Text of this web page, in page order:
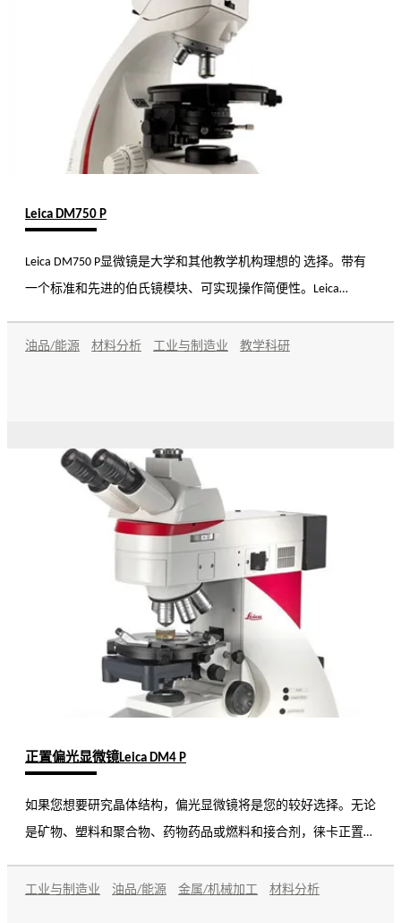
Leica DM750 P
Leica DM750 P显微镜是大学和其他教学机构理想的 选择。带有
一个标准和先进的伯氏镜模块、可实现操作简便性。Leica
耐用的设计，而且还具有高效率和易操作性因而与众不同。
油品/能源 材料分析 工业与制造业 教学科研
正置偏光显微镜Leica DM4 P
如果您想要研究晶体结构，偏光显微镜将是您的较好选择。无论
是矿物、塑料和聚合物、药物药品或燃料和接合剂，徕卡正置偏
控制任务。
工业与制造业 油品/能源 金属/机械加工 材料分析